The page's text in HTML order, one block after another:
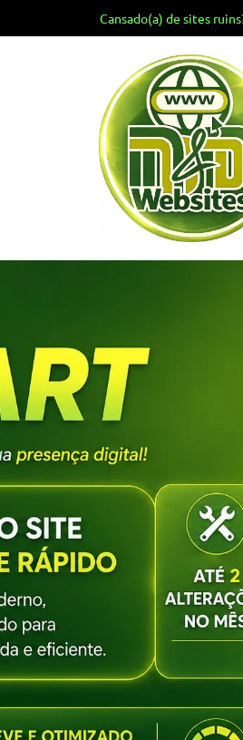
Cansado(a) de sites